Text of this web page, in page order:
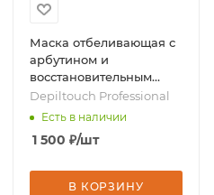
Маска отбеливающая с
арбутином и
восстановительным
комплексом, 100 мл,
бренд - Depiltouch
Depiltouch Professional
Есть в наличии
1 500 ₽/шт
В КОРЗИНУ